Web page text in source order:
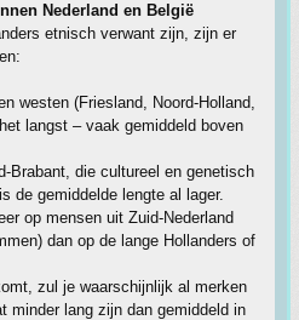
Nederland en België
etnisch verwant zijn, zijn er
westen (Friesland, Noord-Holland,
langst – vaak gemiddeld boven
Brabant, die cultureel en genetisch
de gemiddelde lengte al lager.
op mensen uit Zuid-Nederland
dan op de lange Hollanders of
zul je waarschijnlijk al merken
minder lang zijn dan gemiddeld in